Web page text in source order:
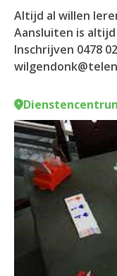
Altijd al willen
Aansluiten is
Inschrijven 0478